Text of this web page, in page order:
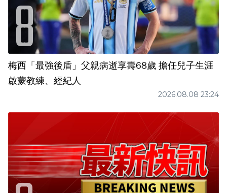
梅西「最強後盾」父親病逝享壽68歲 擔任兒子生涯
啟蒙教練、經紀人
2026.08.08 23:24